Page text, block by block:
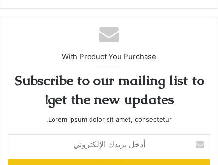
With Product You Purchase
Subscribe to our mailing list to
get the new updates!
Lorem ipsum dolor sit amet, consectetur.
بريدك
الإلكتروني